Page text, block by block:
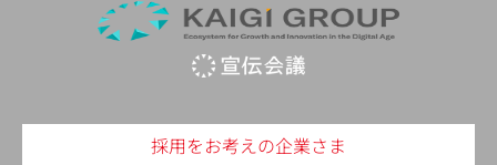
採用をお考えの企業さま